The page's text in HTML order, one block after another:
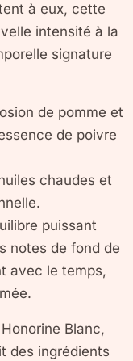
à eux, cette
intensité à la
signature
de pomme et
de poivre
chaudes et
puissant
notes de fond de
avec le temps,
Blanc,
des ingrédients